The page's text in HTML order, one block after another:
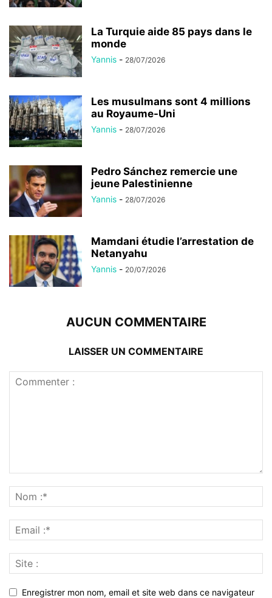
La Turquie aide 85 pays dans le
monde
Yannis - 28/07/2026
Les musulmans sont 4 millions
au Royaume-Uni
Yannis - 28/07/2026
Pedro Sánchez remercie une
jeune Palestinienne
Yannis - 28/07/2026
Mamdani étudie l’arrestation de
Netanyahu
Yannis - 20/07/2026
AUCUN COMMENTAIRE
LAISSER UN COMMENTAIRE
Enregistrer mon nom, email et site web dans ce navigateur